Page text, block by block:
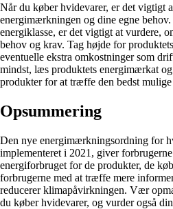
Når du køber hvidevarer, er det vigtigt
energimærkningen og dine egne
energiklasse, er det vigtigt at vurdere,
behov og krav. Tag højde for
eventuelle ekstra omkostninger som
mindst, læs produktets energimærkat
produkter for at træffe den bedst
Opsummering
Den nye energimærkningsordning for
implementeret i 2021, giver
energiforbruget for de produkter, de
forbrugerne med at træffe mere
reducerer klimapåvirkningen. Vær
du køber hvidevarer, og vurder også